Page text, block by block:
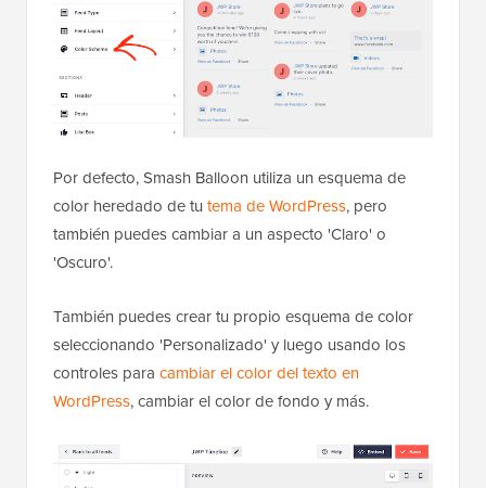
Por defecto, Smash Balloon utiliza un esquema de
color heredado de tu tema de WordPress, pero
también puedes cambiar a un aspecto 'Claro' o
'Oscuro'.
También puedes crear tu propio esquema de color
seleccionando 'Personalizado' y luego usando los
controles para cambiar el color del texto en
WordPress, cambiar el color de fondo y más.